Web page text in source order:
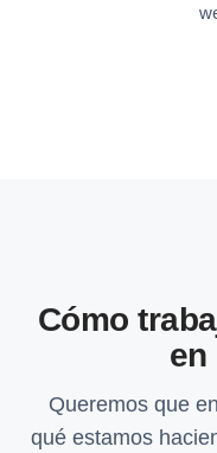
Cómo
en
Queremos que
qué estamos